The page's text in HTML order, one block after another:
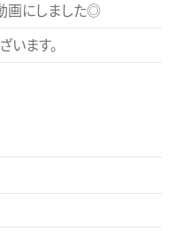
画にしました◎
います。